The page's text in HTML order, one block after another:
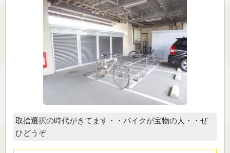
取捨選択の時代がきてます・・バイクが宝物の人・・ぜ
ひどうぞ